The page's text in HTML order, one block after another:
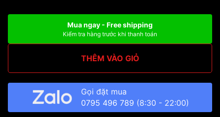
Mua ngay - Free shipping
Kiểm tra hàng trước khi thanh toán
THÊM VÀO GIỎ
Gọi đặt mua
0795 496 789 (8:30 - 22:00)